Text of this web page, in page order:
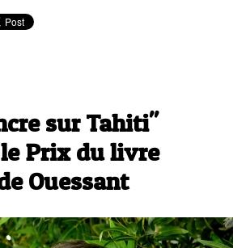
sur Tahiti"
Prix du livre
Ouessant